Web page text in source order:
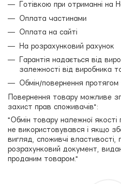
Готівкою при отриманні на
Оплата частинами
Оплата на сайті
На розрахунковий рахунок
Гарантія надається від
залежності від виробника
Обмін/повернення протягом
Повернення товару можливе
захист прав споживачів":
"Обмін товару належної
не використовувався і якщо
вигляд, споживчі
розрахунковий документ,
проданим товаром."